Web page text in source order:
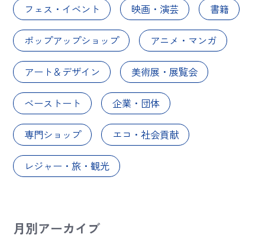
フェス・イベント 映画・演芸 書籍
ポップアップショップ アニメ・マンガ
アート＆デザイン 美術展・展覧会
ベーストート 企業・団体
専門ショップ エコ・社会貢献
レジャー・旅・観光
月別アーカイブ